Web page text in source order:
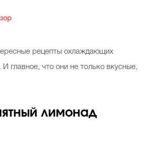
рецепты охлаждающих
главное, что они не только вкусные,
лимонад